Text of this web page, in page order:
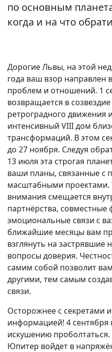
по основным
когда и на что
Дорогие Львы, на этой
года ваш взор направлен
проблем и отношений. 1
возвращается в
ретроградного движения
интенсивный VIII дом
трансформаций. В этом
до 27 ноября. Следуя
13 июля эта строгая
ваши планы, связанные с
масштабными проектами.
внимания смещается
партнёрства, совместные
эмоциональные связи с
ближайшие месяцы вам
взглянуть на
вопросы доверия.
самим собой позволит
другими, тем самым
связи.
Осторожнее с секретами
информацией! 4 сентября
искушению
Юпитер войдет в